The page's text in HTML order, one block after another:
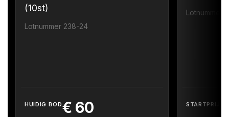
(10st)
Lotnummer 238-24
HUIDIG BOD€ 60
Lotnummer
STARTPRIJS